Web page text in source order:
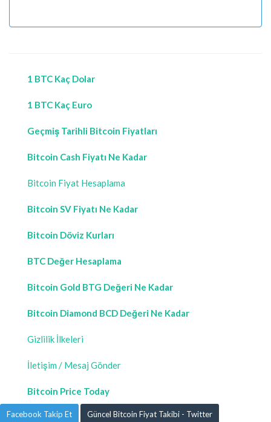
1 BTC Kaç Dolar
1 BTC Kaç Euro
Geçmiş Tarihli Bitcoin Fiyatları
Bitcoin Cash Fiyatı Ne Kadar
Bitcoin Fiyat Hesaplama
Bitcoin SV Fiyatı Ne Kadar
Bitcoin Döviz Kurları
BTC Değer Hesaplama
Bitcoin Gold BTG Değeri Ne Kadar
Bitcoin Diamond BCD Değeri Ne Kadar
Gizlilik İlkeleri
İletişim / Mesaj Gönder
Bitcoin Price Today
Facebook Takip Et Güncel Bitcoin Fiyat Takibi - Twitter